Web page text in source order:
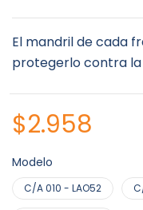
El mandril de cada
protegerlo contra la
$2.958
Modelo
C/A 010 - LAO52